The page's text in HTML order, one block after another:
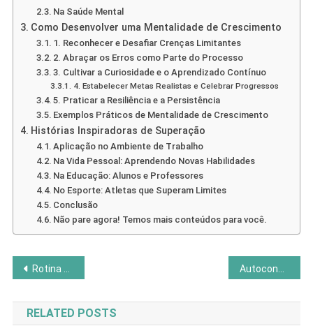
Na Saúde Mental
Como Desenvolver uma Mentalidade de Crescimento
1. Reconhecer e Desafiar Crenças Limitantes
2. Abraçar os Erros como Parte do Processo
3. Cultivar a Curiosidade e o Aprendizado Contínuo
4. Estabelecer Metas Realistas e Celebrar Progressos
5. Praticar a Resiliência e a Persistência
Exemplos Práticos de Mentalidade de Crescimento
Histórias Inspiradoras de Superação
Aplicação no Ambiente de Trabalho
Na Vida Pessoal: Aprendendo Novas Habilidades
Na Educação: Alunos e Professores
No Esporte: Atletas que Superam Limites
Conclusão
Não pare agora! Temos mais conteúdos para você.
Navegação
de
Rotina matinal: hábitos simples para ter mais energia no dia
RELATED POSTS